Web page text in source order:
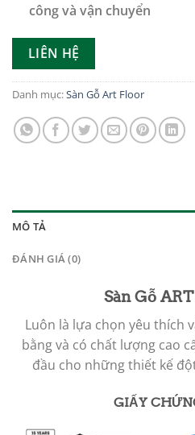
công và vận chuyển
LIÊN HỆ
Danh mục:Sàn Gỗ Art Floor
MÔ TẢ
ĐÁNH GIÁ (0)
Sàn Gỗ
Luôn là lựa chọn yêu thích
bằng và có chất lượng cao
đầu cho những thiết kế
GIẤY